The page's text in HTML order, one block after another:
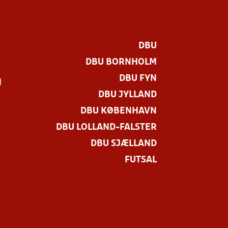
DBU
DBU BORNHOLM
DBU FYN
DBU JYLLAND
DBU KØBENHAVN
DBU LOLLAND-FALSTER
DBU SJÆLLAND
FUTSAL